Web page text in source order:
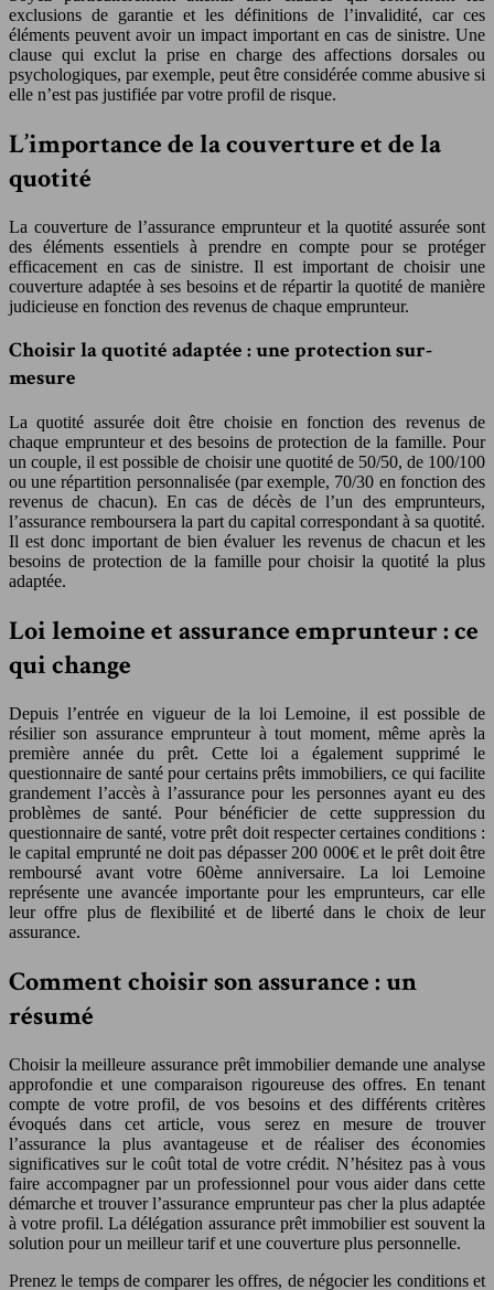
exclusions de garantie et les définitions de l’invalidité, car ces
éléments peuvent avoir un impact important en cas de sinistre. Une
clause qui exclut la prise en charge des affections dorsales ou
psychologiques, par exemple, peut être considérée comme abusive si
elle n’est pas justifiée par votre profil de risque.
L’importance de la couverture et de la
quotité
La couverture de l’assurance emprunteur et la quotité assurée sont
des éléments essentiels à prendre en compte pour se protéger
efficacement en cas de sinistre. Il est important de choisir une
couverture adaptée à ses besoins et de répartir la quotité de manière
judicieuse en fonction des revenus de chaque emprunteur.
Choisir la quotité adaptée : une protection sur-
mesure
La quotité assurée doit être choisie en fonction des revenus de
chaque emprunteur et des besoins de protection de la famille. Pour
un couple, il est possible de choisir une quotité de 50/50, de 100/100
ou une répartition personnalisée (par exemple, 70/30 en fonction des
revenus de chacun). En cas de décès de l’un des emprunteurs,
l’assurance remboursera la part du capital correspondant à sa quotité.
Il est donc important de bien évaluer les revenus de chacun et les
besoins de protection de la famille pour choisir la quotité la plus
adaptée.
Loi lemoine et assurance emprunteur : ce
qui change
Depuis l’entrée en vigueur de la loi Lemoine, il est possible de
résilier son assurance emprunteur à tout moment, même après la
première année du prêt. Cette loi a également supprimé le
questionnaire de santé pour certains prêts immobiliers, ce qui facilite
grandement l’accès à l’assurance pour les personnes ayant eu des
problèmes de santé. Pour bénéficier de cette suppression du
questionnaire de santé, votre prêt doit respecter certaines conditions :
le capital emprunté ne doit pas dépasser 200 000€ et le prêt doit être
remboursé avant votre 60ème anniversaire. La loi Lemoine
représente une avancée importante pour les emprunteurs, car elle
leur offre plus de flexibilité et de liberté dans le choix de leur
assurance.
Comment choisir son assurance : un
résumé
Choisir la meilleure assurance prêt immobilier demande une analyse
approfondie et une comparaison rigoureuse des offres. En tenant
compte de votre profil, de vos besoins et des différents critères
évoqués dans cet article, vous serez en mesure de trouver
l’assurance la plus avantageuse et de réaliser des économies
significatives sur le coût total de votre crédit. N’hésitez pas à vous
faire accompagner par un professionnel pour vous aider dans cette
démarche et trouver l’assurance emprunteur pas cher la plus adaptée
à votre profil. La délégation assurance prêt immobilier est souvent la
solution pour un meilleur tarif et une couverture plus personnelle.
Prenez le temps de comparer les offres, de négocier les conditions et